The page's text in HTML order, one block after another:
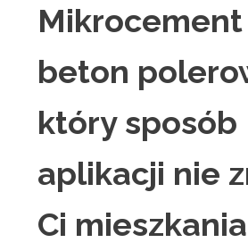
Mikrocement
beton
który sposób
aplikacji nie
Ci